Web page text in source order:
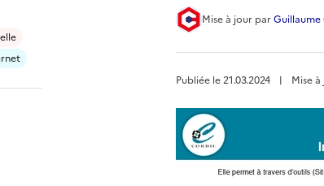
L'IntelligenceMise à jourpar
Publiée le21.03.2024 ︱ Mise